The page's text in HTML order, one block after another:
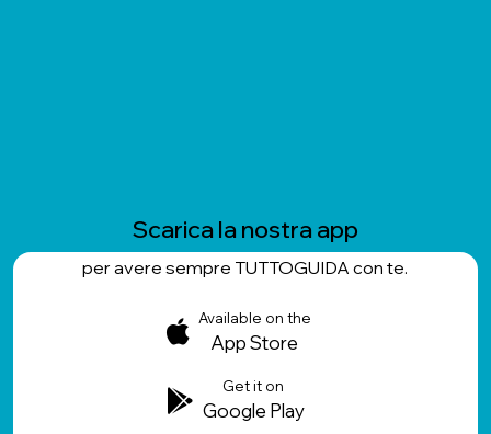
Scarica la nostra app
per avere sempre TUTTOGUIDA con te.
Available on the
App Store
Get it on
Google Play